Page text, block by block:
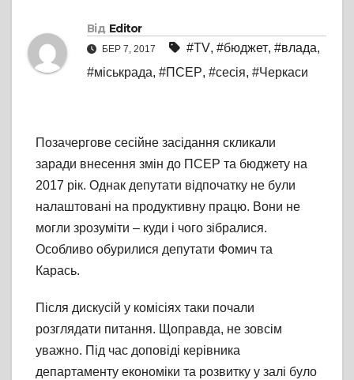
Від Editor
БЕР 7, 2017 #TV, #бюджет, #влада,
#міськрада, #ПСЕР, #сесія, #Черкаси
Позачергове сесійне засідання скликали
заради внесення змін до ПСЕР та бюджету на
2017 рік. Однак депутати відпочатку не були
налаштовані на продуктивну працю. Вони не
могли зрозуміти – куди і чого зібралися.
Особливо обурилися депутати Фомич та
Карась.
Після дискусій у комісіях таки почали
розглядати питання. Щоправда, не зовсім
уважно. Під час доповіді керівника
департаменту економіки та розвитку у залі було